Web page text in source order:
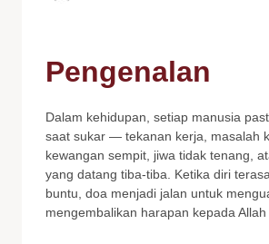
Pengenalan
Dalam kehidupan, setiap manusia
saat sukar — tekanan kerja, masalah
kewangan sempit, jiwa tidak tenang,
yang datang tiba-tiba. Ketika diri
buntu, doa menjadi jalan untuk
mengembalikan harapan kepada Allah